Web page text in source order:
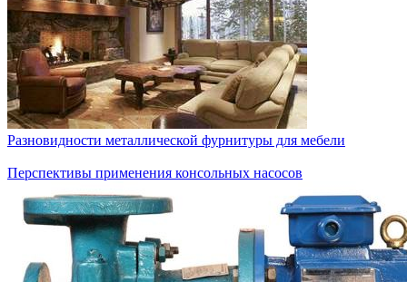
Разновидности металлической фурнитуры для мебели
Перспективы применения консольных насосов